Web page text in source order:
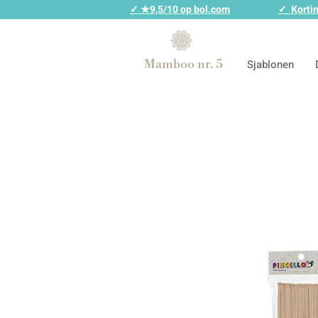
✓ ★9,5/10 op bol.com ✓
Mamboo nr. 5 Sjablonen